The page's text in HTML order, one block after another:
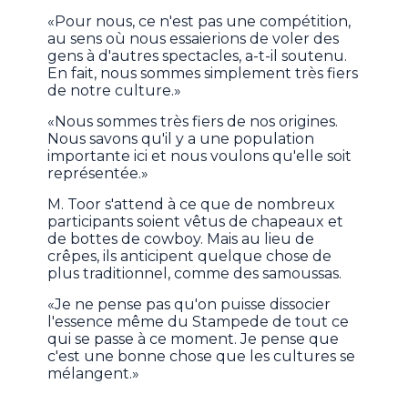
«Pour nous, ce n'est pas une compétition,
au sens où nous essaierions de voler des
gens à d'autres spectacles, a-t-il soutenu.
En fait, nous sommes simplement très fiers
de notre culture.»
«Nous sommes très fiers de nos origines.
Nous savons qu'il y a une population
importante ici et nous voulons qu'elle soit
représentée.»
M. Toor s'attend à ce que de nombreux
participants soient vêtus de chapeaux et
de bottes de cowboy. Mais au lieu de
crêpes, ils anticipent quelque chose de
plus traditionnel, comme des samoussas.
«Je ne pense pas qu'on puisse dissocier
l'essence même du Stampede de tout ce
qui se passe à ce moment. Je pense que
c'est une bonne chose que les cultures se
mélangent.»